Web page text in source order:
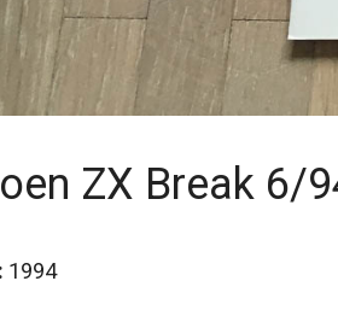
ZX Break 6/
1994